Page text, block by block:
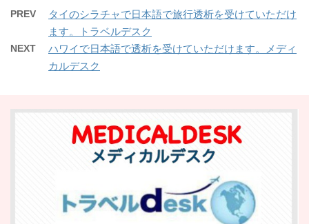
PREV
タイのシラチャで日本語で旅行透析を受けていただけ
ます。トラベルデスク
NEXT
ハワイで日本語で透析を受けていただけます。メディ
カルデスク